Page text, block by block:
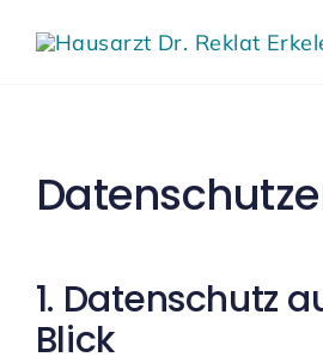
Inhalt
1. Datenschutz
Blick